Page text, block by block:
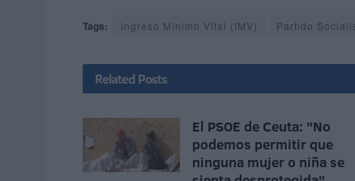
Tags: Ingreso Mínimo Vital (IMV) Partido
Related Posts
El PSOE de Ceuta: "No
podemos permitir que
ninguna mujer o niña se